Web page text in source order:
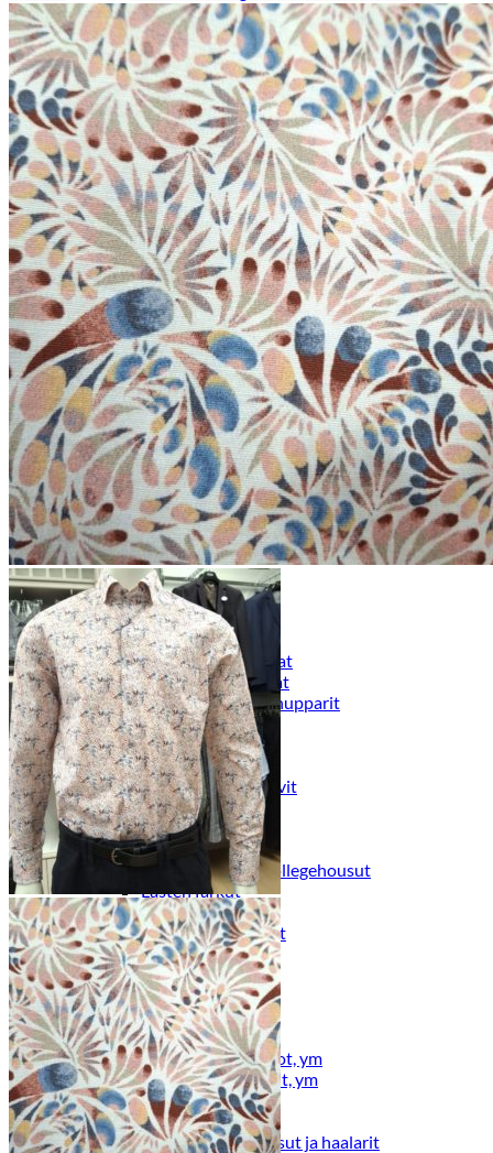
Paidat, tunikat ja jakut
Trikoopaidat
Naisten puserot
Tunikat
Jakut ja liivit
Naisten neuleet
Naisten neuletakit
Naisten neulepuserot
Naisten mekot ja hameet
Mekot
Hameet
Naisten housut
Leggingsit ja collegehousut
Naisten housut
Naisten farkut
Caprit ja shortsit
Naisten asusteet
Vyöt ja korut
Naisten päähineet, huivit ja käsineet
Naisten yöasut ja alusvaatteet
Naisten alusvaatteet
Sukat ja sukkahousut
Naisten yöasut
Naisten aamutakit ja kylpytakit
Naisten takit
Naisten kevät-ja syystakit
Naisten nahkatakit
Naisten talvitakit
LAPSET
Lasten paidat
Lasten paidat
Lasten kauluspaidat
Lasten trikoopaidat
Lasten colleget ja hupparit
Lasten neuleet
Lasten mekot ja hameet
Mekot ja hameet
Lasten puvut,bleiserit,liivit
Liivit
Lasten housut
Lasten housut
Lasten trikoo-ja collegehousut
Lasten farkut
Lasten shortsit
Lasten juhlahousut
Yöasut ja kylpytakit
Lasten yöpaidat
Lasten pyjamat
Kylpytakit
Lasten asusteet
Vyöt, käsineet,pipot, ym
Sukat, sukkahousut, ym
Lasten ulkoilu
Lasten takit
Ulkoilupuvut, housut ja haalarit